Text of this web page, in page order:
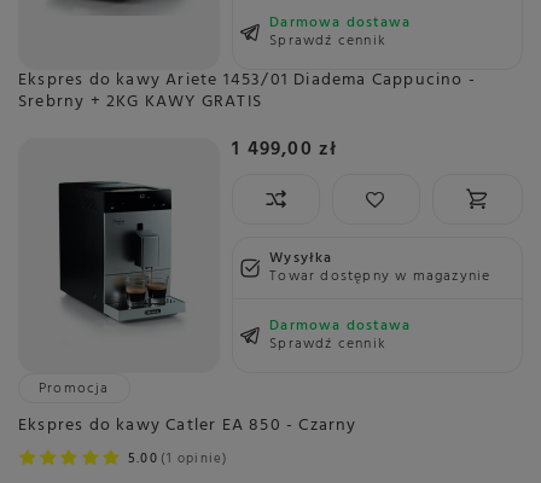
Darmowa dostawa
Sprawdź cennik
Ekspres do kawy Ariete 1453/01 Diadema Cappucino -
Srebrny + 2KG KAWY GRATIS
1 499,00 zł
Wysyłka
Towar dostępny w magazynie
Darmowa dostawa
Sprawdź cennik
Promocja
Ekspres do kawy Catler EA 850 - Czarny
5.00 1 opinie